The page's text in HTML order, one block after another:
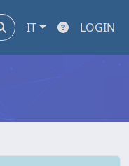
IT LOGIN